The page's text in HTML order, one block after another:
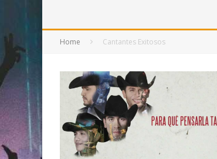
Home Cantantes Exitosos